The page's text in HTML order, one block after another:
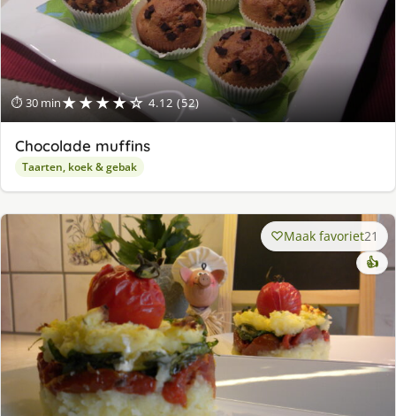
⏱ 30 min★★★★☆ 4.12 (52)
Chocolade muffins
Taarten, koek & gebak
Maak favoriet21
👍